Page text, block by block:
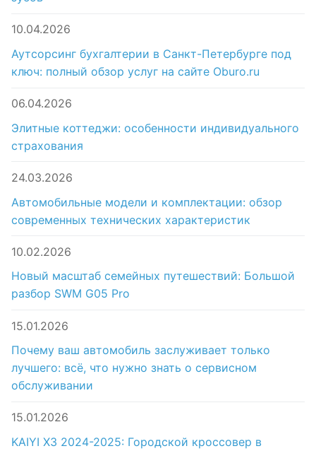
10.04.2026
Аутсорсинг бухгалтерии в Санкт-Петербурге под
ключ: полный обзор услуг на сайте Oburo.ru
06.04.2026
Элитные коттеджи: особенности индивидуального
страхования
24.03.2026
Автомобильные модели и комплектации: обзор
современных технических характеристик
10.02.2026
Новый масштаб семейных путешествий: Большой
разбор SWM G05 Pro
15.01.2026
Почему ваш автомобиль заслуживает только
лучшего: всё, что нужно знать о сервисном
обслуживании
15.01.2026
KAIYI X3 2024-2025: Городской кроссовер в